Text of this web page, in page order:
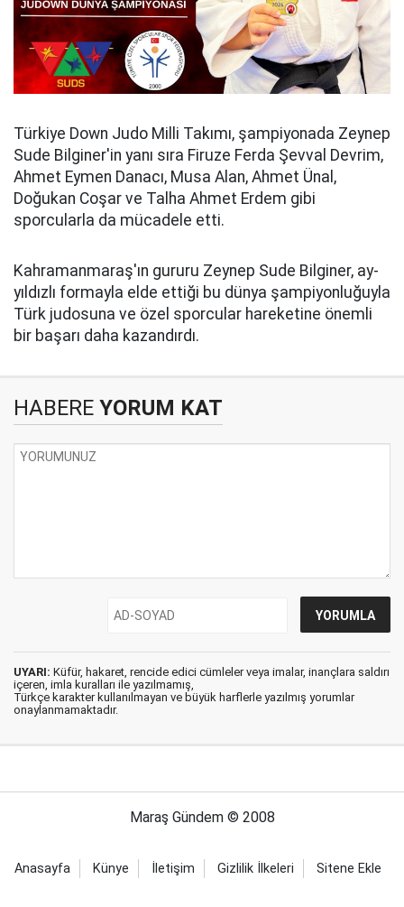
Türkiye Down Judo Milli Takımı, şampiyonada Zeynep
Sude Bilginer'in yanı sıra Firuze Ferda Şevval Devrim,
Ahmet Eymen Danacı, Musa Alan, Ahmet Ünal,
Doğukan Coşar ve Talha Ahmet Erdem gibi
sporcularla da mücadele etti.
Kahramanmaraş'ın gururu Zeynep Sude Bilginer, ay-
yıldızlı formayla elde ettiği bu dünya şampiyonluğuyla
Türk judosuna ve özel sporcular hareketine önemli
bir başarı daha kazandırdı.
HABERE YORUM KAT
UYARI: Küfür, hakaret, rencide edici cümleler veya imalar, inançlara saldırı
içeren, imla kuralları ile yazılmamış,
Türkçe karakter kullanılmayan ve büyük harflerle yazılmış yorumlar
onaylanmamaktadır.
Maraş Gündem © 2008
Anasayfa Künye İletişim Gizlilik İlkeleri Sitene Ekle